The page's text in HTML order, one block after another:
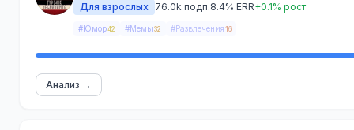
Для взрослых 76.0k подп.8.4% ERR+0.1% рост
#Юмор42 #Мемы 32 #Развлечения 16
Анализ →